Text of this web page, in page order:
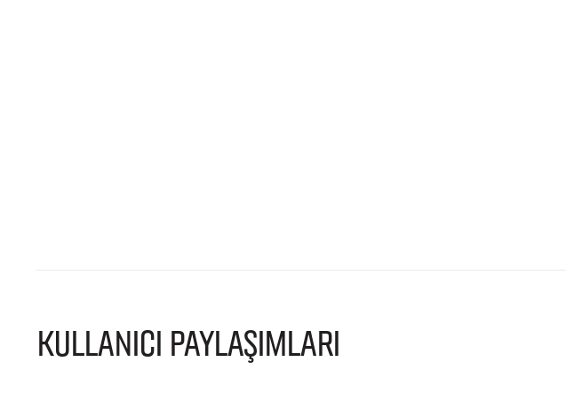
KULLANICI PAYLAŞIMLARI